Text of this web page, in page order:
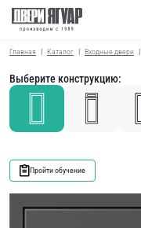
Главная Каталог Входные двери
Выберите конструкцию:
Пройти обучение